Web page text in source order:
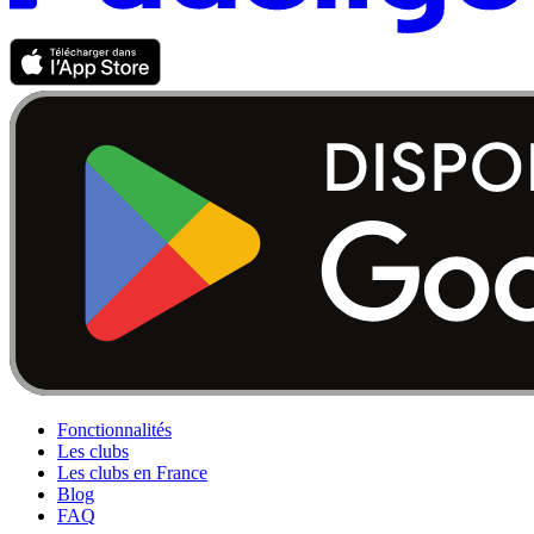
Fonctionnalités
Les clubs
Les clubs en France
Blog
FAQ